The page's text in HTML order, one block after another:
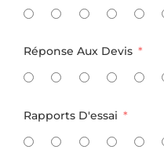
Réponse Aux Devis
Rapports D'essai